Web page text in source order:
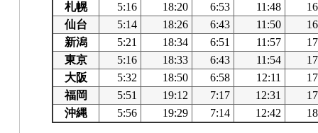
札幌
5:16 18:20 6:53 11:48
仙台
5:14 18:26 6:43 11:50
新潟
5:21 18:34 6:51 11:57
東京
5:16 18:33 6:43 11:54
大阪
5:32 18:50 6:58 12:11
福岡
5:51 19:12 7:17 12:31
沖縄
5:56 19:29 7:14 12:42